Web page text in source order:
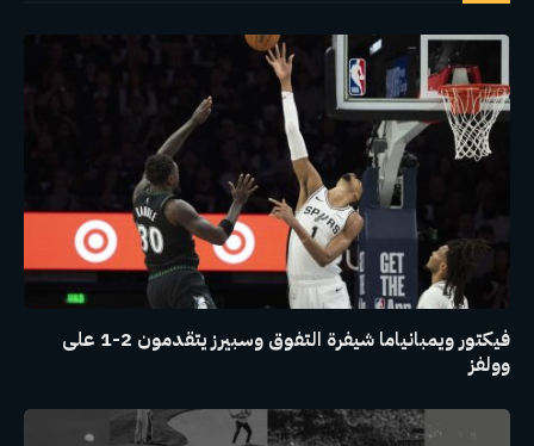
فيكتور ويمبانياما شيفرة التفوق وسبيرز يتقدمون 2-1 على
وولفز